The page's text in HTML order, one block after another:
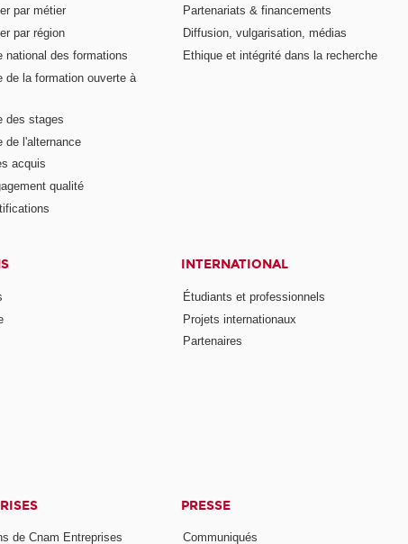
par métier
par région
national des formations
de la formation ouverte à
des stages
de l'alternance
acquis
qualité
Partenariats & financements
Diffusion, vulgarisation, médias
Ethique et intégrité dans la recherche
INTERNATIONAL
Étudiants et professionnels
Projets internationaux
Partenaires
de Cnam Entreprises
PRESSE
Communiqués